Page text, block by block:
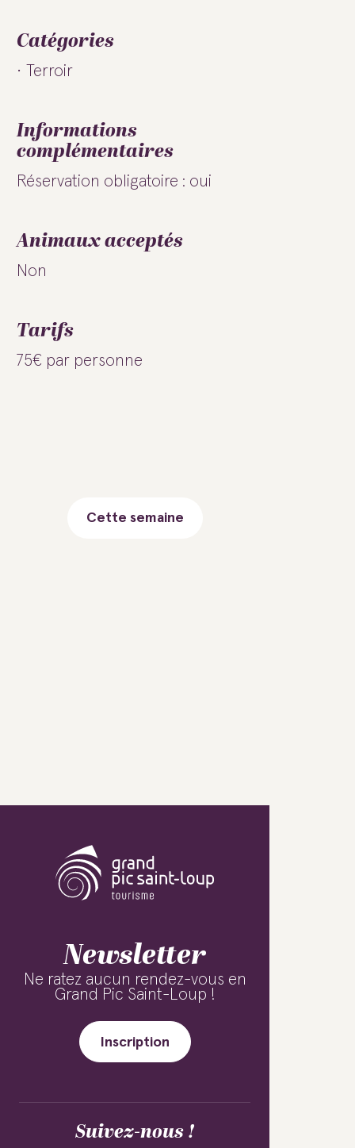
Catégories
Terroir
Informations
complémentaires
Réservation obligatoire : oui
Animaux acceptés
Non
Tarifs
75€ par personne
Cette semaine
Newsletter
Ne ratez aucun rendez-vous en
Grand Pic Saint-Loup !
Inscription
Suivez-nous !